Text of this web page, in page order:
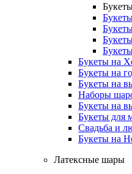
Букеты на
Букеты на
Букеты на
Наборы
Букеты на
Букеты для
Свадьба и
Букеты на
Латексные шары